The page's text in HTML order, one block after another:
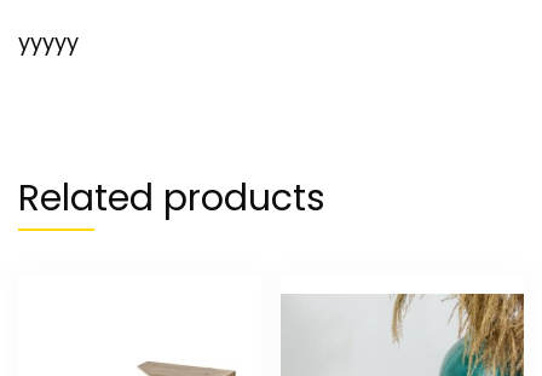
yyyyy
Related products